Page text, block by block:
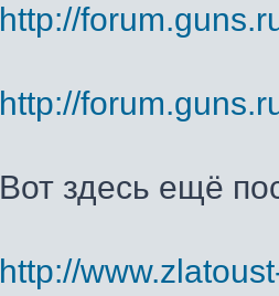
http://
http://
Вот здесь ещё
http://